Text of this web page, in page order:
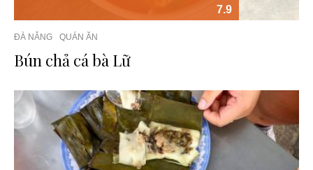
7.9
ĐÀ NẴNG QUÁN ĂN
Bún chả cá bà Lữ